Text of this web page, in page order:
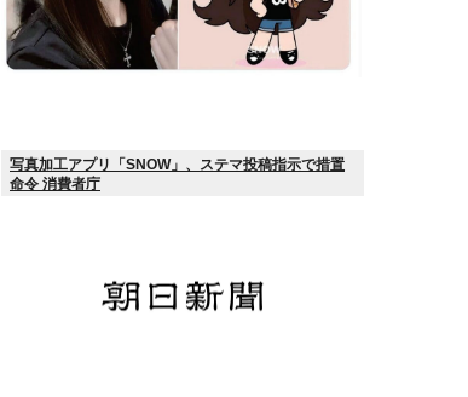
写真加工アプリ「SNOW」、ステマ投稿指示で措置
命令 消費者庁